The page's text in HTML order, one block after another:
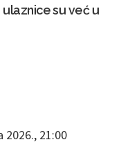
su već u
2026., 21:00